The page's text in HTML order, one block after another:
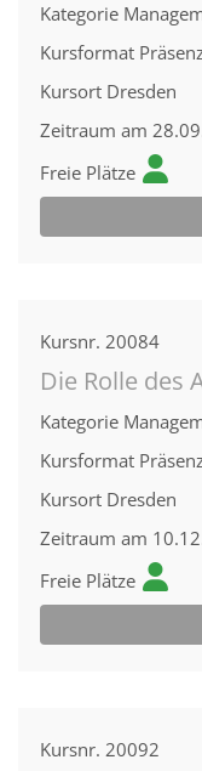
Kategorie
Kursformat
Kursort Dresden
Zeitraum am
Freie Plätze
Kursnr. 20084
Die Rolle des
Kategorie
Kursformat
Kursort Dresden
Zeitraum am
Freie Plätze
Kursnr. 20092